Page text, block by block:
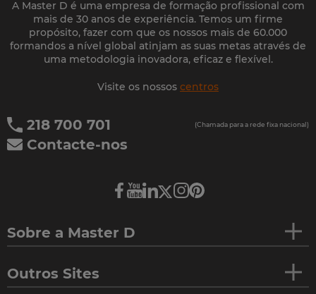
A Master D é uma empresa de formação profissional com
mais de 30 anos de experiência. Temos um firme
propósito, fazer com que os nossos mais de 60.000
formandos a nível global atinjam as suas metas através de
uma metodologia inovadora, eficaz e flexível.
Visite os nossos centros
218 700 701 (Chamada para a rede fixa nacional)
Contacte-nos
Sobre a Master D
Outros Sites